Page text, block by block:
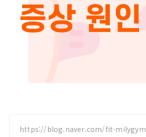
https://blog.naver.com/fit-milygym